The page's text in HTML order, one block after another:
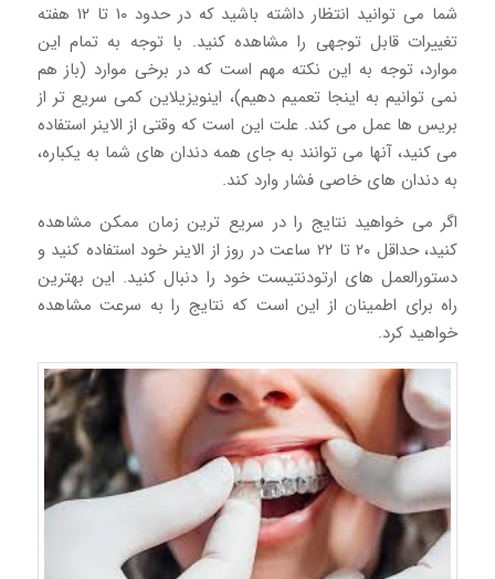
شما می توانید انتظار داشته باشید که در حدود ۱۰ تا ۱۲ هفته
تغییرات قابل توجهی را مشاهده کنید. با توجه به تمام این
موارد، توجه به این نکته مهم است که در برخی موارد (باز هم
نمی توانیم به اینجا تعمیم دهیم)، اینویزیلاین کمی سریع تر از
بریس ها عمل می کند. علت این است که وقتی از الاینر استفاده
می کنید، آنها می توانند به جای همه دندان های شما به یکباره،
به دندان های خاصی فشار وارد کند.
اگر می خواهید نتایج را در سریع ترین زمان ممکن مشاهده
کنید، حداقل ۲۰ تا ۲۲ ساعت در روز از الاینر خود استفاده کنید و
دستورالعمل های ارتودنتیست خود را دنبال کنید. این بهترین
راه برای اطمینان از این است که نتایج را به سرعت مشاهده
خواهید کرد.